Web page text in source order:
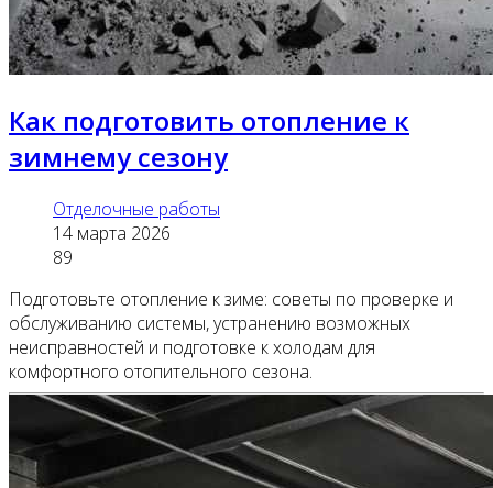
Как подготовить отопление к
зимнему сезону
Отделочные работы
14 марта 2026
89
Подготовьте отопление к зиме: советы по проверке и
обслуживанию системы, устранению возможных
неисправностей и подготовке к холодам для
комфортного отопительного сезона.